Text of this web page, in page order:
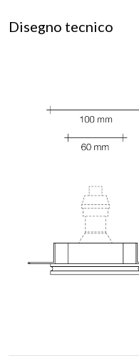
Disegno tecnico